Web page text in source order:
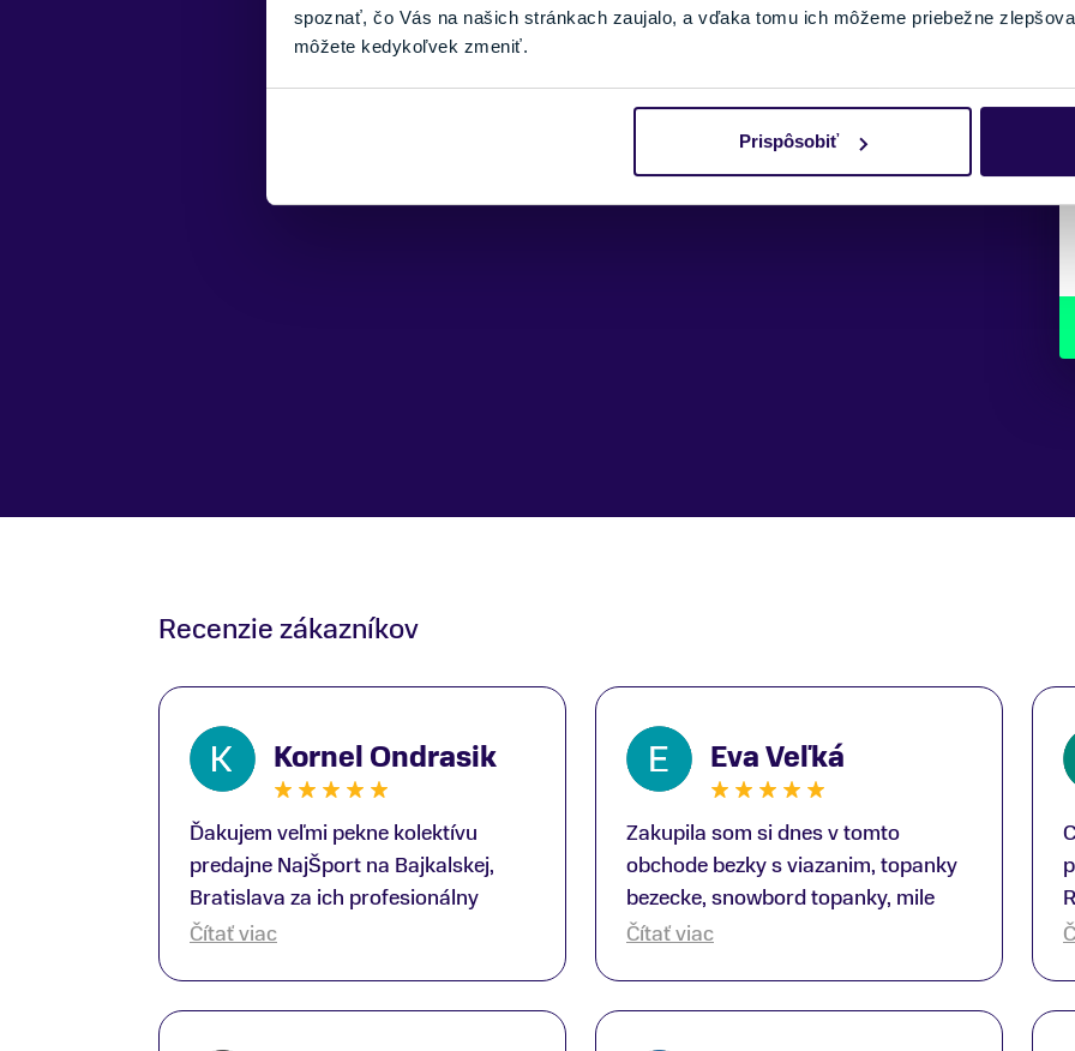
spoznať, čo Vás na našich stránkach zaujalo, a vďaka tomu ich môžeme priebežne
môžete kedykoľvek zmeniť.
Prispôsobiť
Recenzie zákazníkov
Kornel Ondrasik
Ďakujem veľmi pekne kolektívu
predajne NajŠport na Bajkalskej,
Bratislava za ich profesionálny
prístup k zákazníkom; Zvlášť
Čítať viac
Eva Veľká
Zakupila som si dnes v tomto
obchode bezky s viazanim, topanky
bezecke, snowbord topanky, mile
prekvapenie ako Peter, ktory nas
Čítať viac